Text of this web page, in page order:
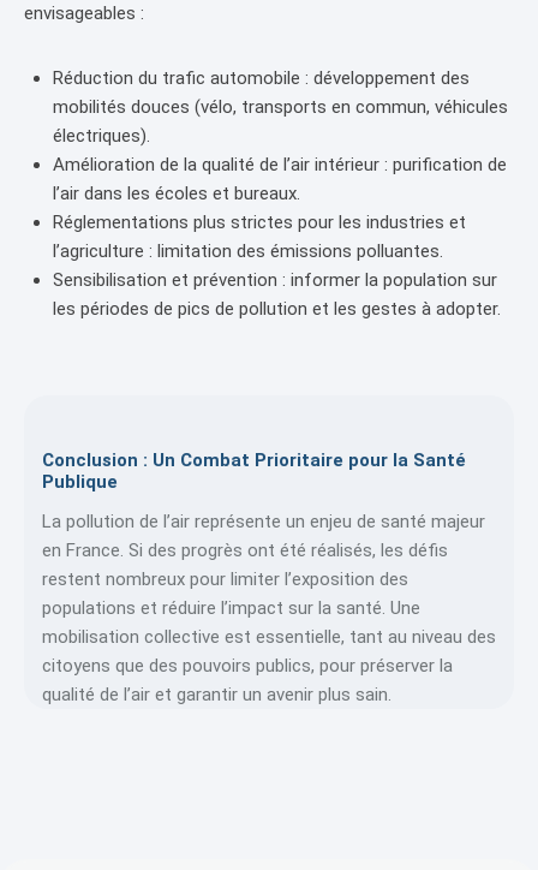
envisageables :
Réduction du trafic automobile : développement des
mobilités douces (vélo, transports en commun, véhicules
électriques).
Amélioration de la qualité de l’air intérieur : purification de
l’air dans les écoles et bureaux.
Réglementations plus strictes pour les industries et
l’agriculture : limitation des émissions polluantes.
Sensibilisation et prévention : informer la population sur
les périodes de pics de pollution et les gestes à adopter.
Conclusion : Un Combat Prioritaire pour la Santé
Publique
La pollution de l’air représente un enjeu de santé majeur
en France. Si des progrès ont été réalisés, les défis
restent nombreux pour limiter l’exposition des
populations et réduire l’impact sur la santé. Une
mobilisation collective est essentielle, tant au niveau des
citoyens que des pouvoirs publics, pour préserver la
qualité de l’air et garantir un avenir plus sain.